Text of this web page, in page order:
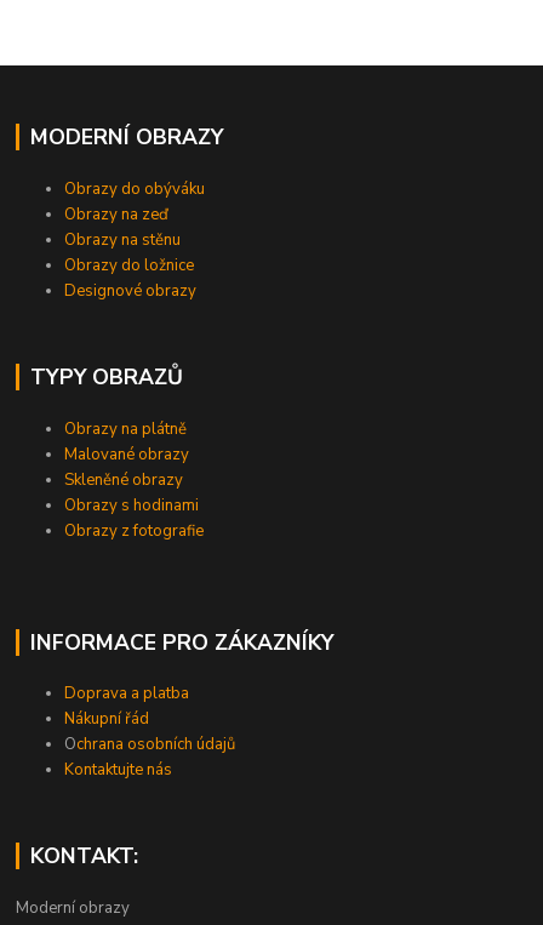
MODERNÍ OBRAZY
Obrazy do obýváku
Obrazy na zeď
Obrazy na stěnu
Obrazy do ložnice
Designové obrazy
TYPY OBRAZŮ
Obrazy na plátně
Malované obrazy
Skleněné obrazy
Obrazy s hodinami
Obrazy z fotografie
INFORMACE PRO ZÁKAZNÍKY
Doprava a platba
Nákupní řád
Ochrana osobních údajů
Kontaktujte nás
KONTAKT:
Moderní obrazy